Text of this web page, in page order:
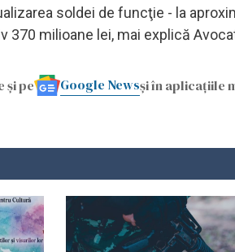
soldei de funcţie - la
370 milioane lei, mai explică
și pe Google Newsși în aplicațiile